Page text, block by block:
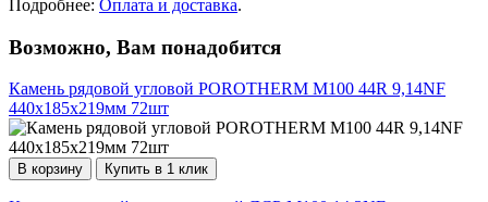
Подробнее: Оплата и доставка.
Возможно, Вам понадобится
Камень рядовой угловой POROTHERM М100 44R 9,14NF
440х185х219мм 72шт
В корзину Купить в 1 клик